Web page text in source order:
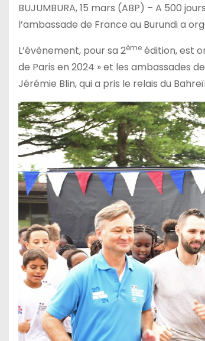
BUJUMBURA, 15 mars (ABP) – A 500
l’ambassade de France au Burundi a
L’évènement, pour sa 2ème édition, est
de Paris en 2024 » et les ambassades
Jérémie Blin, qui a pris le relais du